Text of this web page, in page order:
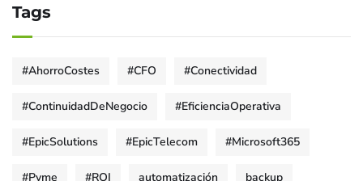
Tags
#AhorroCostes #CFO #Conectividad
#ContinuidadDeNegocio #EficienciaOperativa
#EpicSolutions #EpicTelecom #Microsoft365
#Pyme #ROI automatización backup